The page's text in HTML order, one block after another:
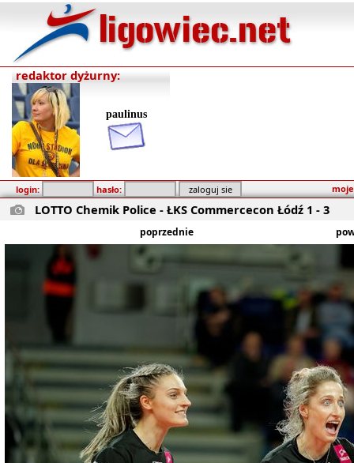
redaktor dyżurny:
paulinus
login: hasło:
LOTTO Chemik Police - ŁKS Commercecon Łódź 1 - 3
poprzednie